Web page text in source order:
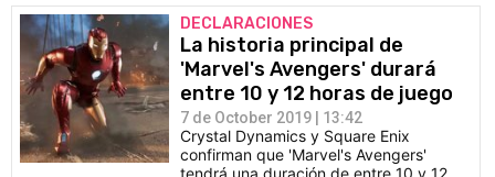
DECLARACIONES
La historia principal de
'Marvel's Avengers' durará
entre 10 y 12 horas de juego
7 de October 2019 | 13:42
Crystal Dynamics y Square Enix
confirman que 'Marvel's Avengers'
tendrá una duración de entre 10 y 12